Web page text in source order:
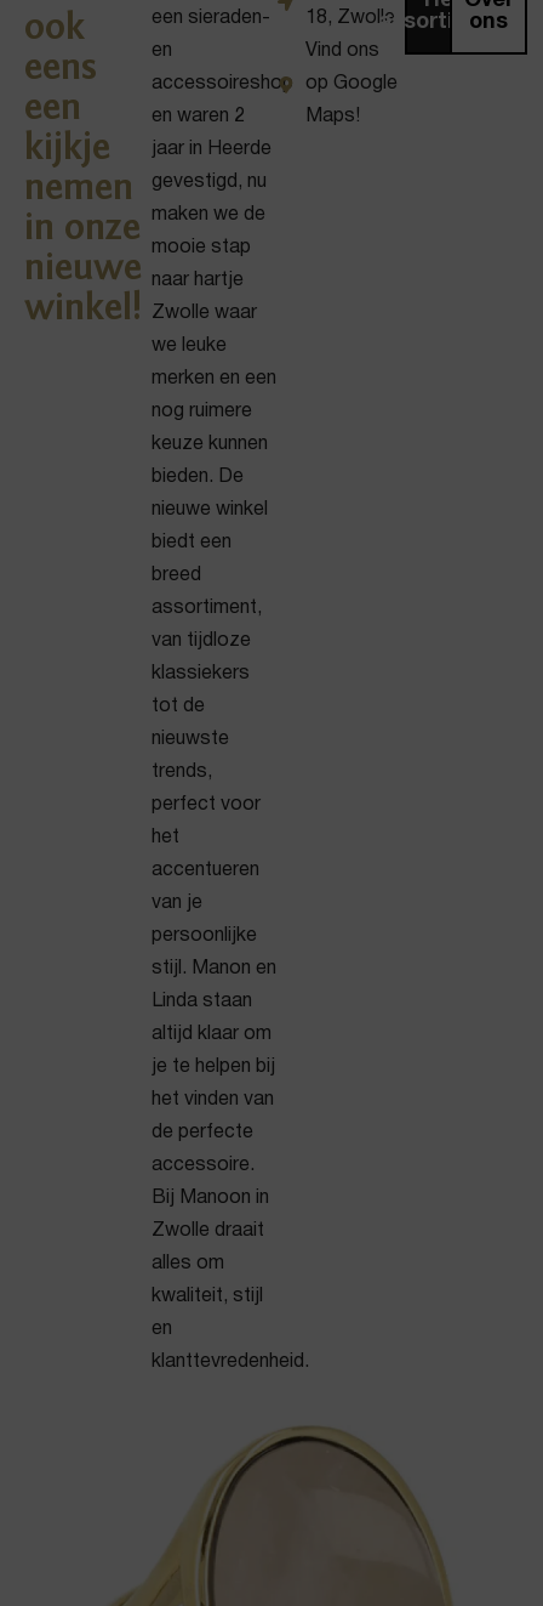
ook
eens
een
kijkje
nemen
in onze
nieuwe
winkel!
een sieraden-
en
accessoireshop
en waren 2
jaar in Heerde
gevestigd, nu
maken we de
mooie stap
naar hartje
Zwolle waar
we leuke
merken en een
nog ruimere
keuze kunnen
bieden. De
nieuwe winkel
biedt een
breed
assortiment,
van tijdloze
klassiekers
tot de
nieuwste
trends,
perfect voor
het
accentueren
van je
persoonlijke
stijl. Manon en
Linda staan
altijd klaar om
je te helpen bij
het vinden van
de perfecte
accessoire.
Bij Manoon in
Zwolle draait
alles om
kwaliteit, stijl
en
klanttevredenheid.
18, Zwolle
Vind ons
op Google
Maps!
assortiment
ons